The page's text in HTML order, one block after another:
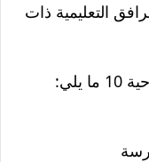
التعليمية ذات